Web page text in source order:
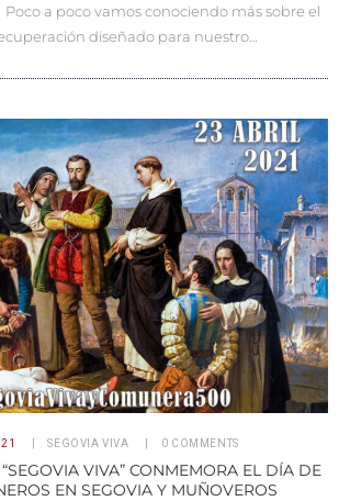
a poco vamos conociendo más sobre el
diseñado para nuestro…
SEGOVIA VIVA 0 COMMENTS
VIVA” CONMEMORA EL DÍA DE
EN SEGOVIA Y MUÑOVEROS